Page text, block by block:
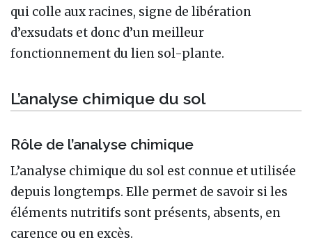
qui colle aux racines, signe de libération
d’exsudats et donc d’un meilleur
fonctionnement du lien sol-plante.
L’analyse chimique du sol
Rôle de l’analyse chimique
L’analyse chimique du sol est connue et utilisée
depuis longtemps. Elle permet de savoir si les
éléments nutritifs sont présents, absents, en
carence ou en excès.